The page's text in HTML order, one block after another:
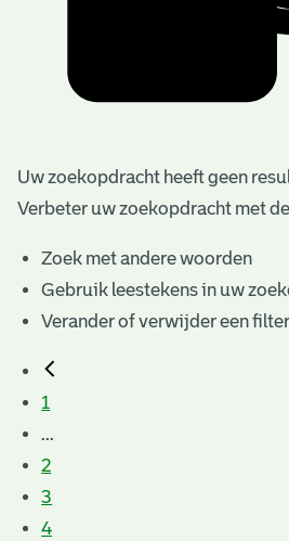
Uw zoekopdracht heeft geen
Verbeter uw zoekopdracht met
Zoek met andere woorden
Gebruik leestekens in uw
Verander of verwijder een filter
1
...
2
3
4